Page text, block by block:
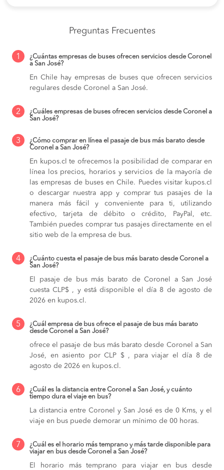
Preguntas Frecuentes
1
¿Cuántas empresas de buses ofrecen servicios desde Coronel
a San José?
En Chile hay empresas de buses que ofrecen servicios
regulares desde Coronel a San José.
2
¿Cuáles empresas de buses ofrecen servicios desde Coronel a
San José?
3
¿Cómo comprar en línea el pasaje de bus más barato desde
Coronel a San José?
En kupos.cl te ofrecemos la posibilidad de comparar en
línea los precios, horarios y servicios de la mayoría de
las empresas de buses en Chile. Puedes visitar kupos.cl
o descargar nuestra app y comprar tus pasajes de la
manera más fácil y conveniente para ti, utilizando
efectivo, tarjeta de débito o crédito, PayPal, etc.
También puedes comprar tus pasajes directamente en el
sitio web de la empresa de bus.
4
¿Cuánto cuesta el pasaje de bus más barato desde Coronel a
San José?
El pasaje de bus más barato de Coronel a San José
cuesta CLP$ , y está disponible el día 8 de agosto de
2026 en kupos.cl.
5
¿Cuál empresa de bus ofrece el pasaje de bus más barato
desde Coronel a San José?
ofrece el pasaje de bus más barato desde Coronel a San
José, en asiento por CLP $ , para viajar el día 8 de
agosto de 2026 en kupos.cl.
6
¿Cuál es la distancia entre Coronel a San José, y cuánto
tiempo dura el viaje en bus?
La distancia entre Coronel y San José es de 0 Kms, y el
viaje en bus puede demorar un mínimo de 00 horas.
7
¿Cuál es el horario más temprano y más tarde disponible para
viajar en bus desde Coronel a San José?
El horario más temprano para viajar en bus desde